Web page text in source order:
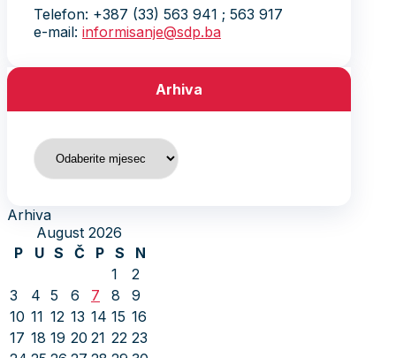
Telefon: +387 (33) 563 941 ; 563 917
e-mail: informisanje@sdp.ba
Arhiva
Arhiva
Arhiva
August 2026
P
U S Č P S
N
1
2
3
4 5 6 7 8
9
10 11 12 13 14 15 16
17 18 19 20 21 22 23